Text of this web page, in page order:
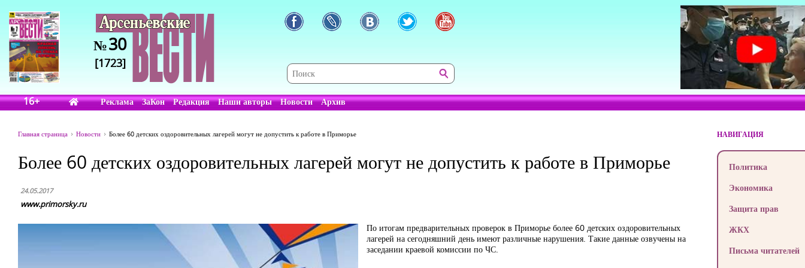
№30
[1723]
16+ Реклама ЗаКон Редакция Наши авторы Новости Архив
Главная страница Новости Более 60 детских оздоровительных лагерей могут не допустить к работе в Приморье
Более 60 детских оздоровительных лагерей могут не допустить к работе в Приморье
24.05.2017
www.primorsky.ru
По итогам предварительных проверок в Приморье более 60 детских оздоровительных
лагерей на сегодняшний день имеют различные нарушения. Такие данные озвучены на
заседании краевой комиссии по ЧС.
НАВИГАЦИЯ
Политика
Экономика
Защита прав
ЖКХ
Письма читателей